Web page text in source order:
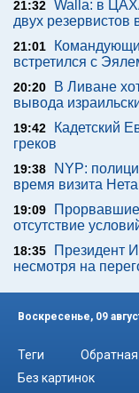
21:32 Walla: в
двух резервистов
21:01
встретился с
20:20
В Ливане
вывода
19:42
Кадетский
греков
19:38
NYP:
время визита
19:09
отсутствие
18:35
Президент
несмотря на
Воскресенье, 09
Теги Обратная
Без картинок